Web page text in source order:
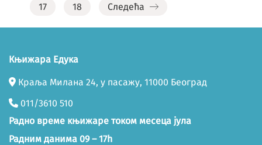
17
18 Следећа
Књижара Едука
Краља Милана 24, у пасажу, 11000 Београд
011/3610 510
Радно време књижаре током месеца јула
Радним данима 09 – 17h